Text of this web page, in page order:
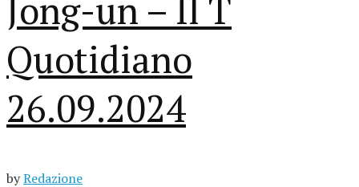
Jong-un – Il T
Quotidiano
26.09.2024
byRedazione